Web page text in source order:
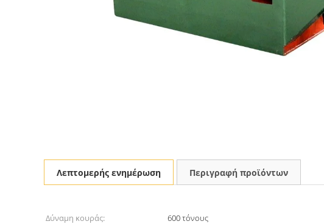
Λεπτομερής ενημέρωση Περιγραφή προϊόντων
Δύναμη κουράς: 600 τόνους